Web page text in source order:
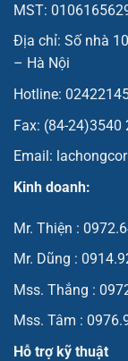
MST:
Địa chỉ: Số nhà
– Hà Nội
Hotline:
Fax: (84-24)3540
Email:
Kinh doanh:
Mr. Thiện :
Mr. Dũng :
Mss. Thắng :
Mss. Tâm :
Hỗ trợ kỹ thuật